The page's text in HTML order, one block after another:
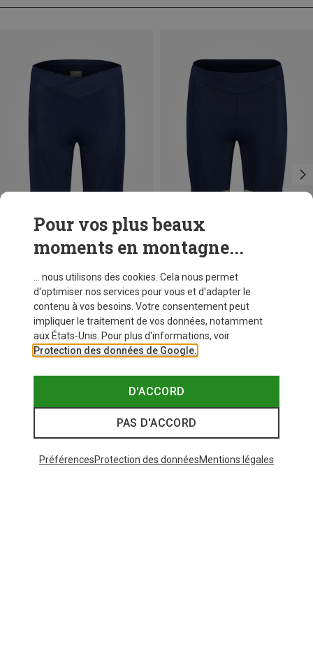
Vous économisez 48% Vous économisez 48%
Pour vos plus beaux
moments en montagne...
... nous utilisons des cookies. Cela nous permet
d'optimiser nos services pour vous et d'adapter le
contenu à vos besoins. Votre consentement peut
impliquer le traitement de vos données, notamment
aux États-Unis. Pour plus d'informations, voir
Protection des données de Google.
D'ACCORD
PAS D'ACCORD
PréférencesProtection des donnéesMentions légales